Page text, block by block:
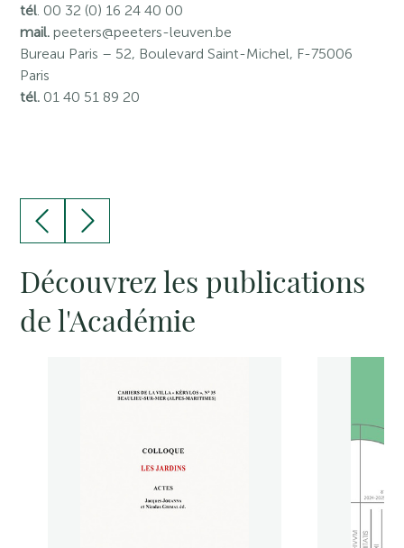
tél. 00 32 (0) 16 24 40 00
mail. peeters@peeters-leuven.be
Bureau Paris – 52, Boulevard Saint-Michel, F-75006
Paris
tél. 01 40 51 89 20
Découvrez les publications
de l'Académie